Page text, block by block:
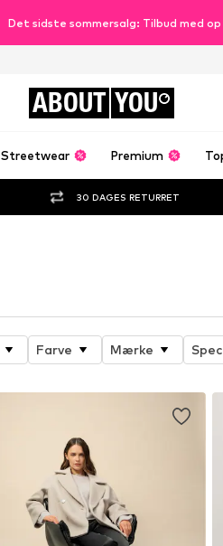
Det sidste sommersalg: Tilbud med
ABOUT YOU
Streetwear Premium
30 DAGES RETURRET
Farve Mærke